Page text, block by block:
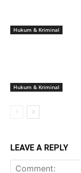
Hukum & Kriminal
Hukum & Kriminal
LEAVE A REPLY